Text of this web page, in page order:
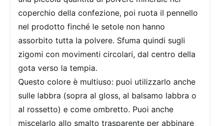
coperchio della confezione, poi ruota il pennello
nel prodotto finché le setole non hanno
assorbito tutta la polvere. Sfuma quindi sugli
zigomi con movimenti circolari, dal centro della
gota verso la tempia.
Questo colore è multiuso: puoi utilizzarlo anche
sulle labbra (sopra al gloss, al balsamo labbra o
al rossetto) e come ombretto. Puoi anche
miscelarlo allo smalto trasparente per abbinare